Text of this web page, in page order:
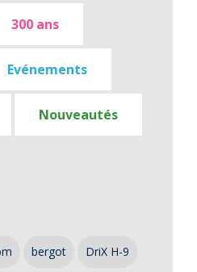
300 ans
Evénements
Nouveautés
bergot DriX H-9